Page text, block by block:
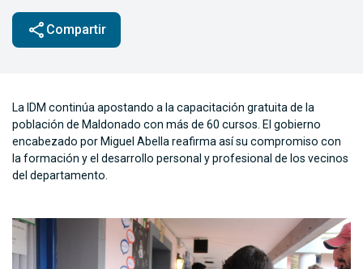
share Compartir
La IDM continúa apostando a la capacitación gratuita de la
población de Maldonado con más de 60 cursos. El gobierno
encabezado por Miguel Abella reafirma así su compromiso con
la formación y el desarrollo personal y profesional de los vecinos
del departamento.